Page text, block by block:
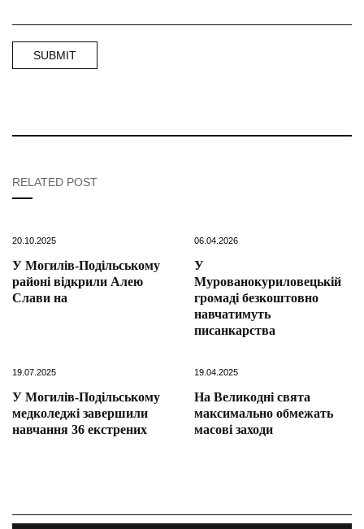
RELATED POST
20.10.2025
У Могилів-Подільському
районі відкрили Алею
Слави на
06.04.2026
У
Мурованокуриловецькій
громаді безкоштовно
навчатимуть
писанкарства
19.07.2025
У Могилів-Подільському
медколеджі завершили
навчання 36 екстрених
19.04.2025
На Великодні свята
максимально обмежать
масові заходи